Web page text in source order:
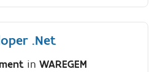
helpen ze productiebedrijven
en slimmer te werken.
.Net
in WAREGEM